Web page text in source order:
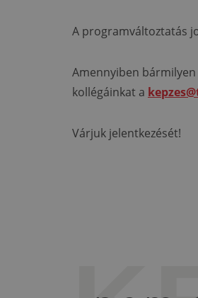
A programváltoztatás
Amennyiben
kollégáinkat a
Várjuk jelentkezését!